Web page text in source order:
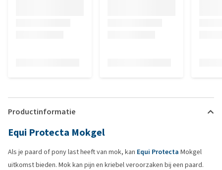
Productinformatie
Equi Protecta Mokgel
Als je paard of pony last heeft van mok, kan Equi Protecta Mokgel
uitkomst bieden. Mok kan pijn en kriebel veroorzaken bij een paard.